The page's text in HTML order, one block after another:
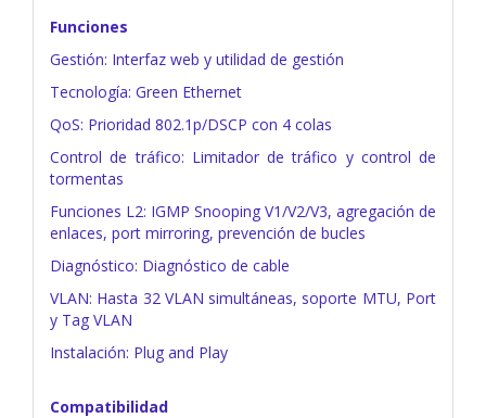
Funciones
Gestión: Interfaz web y utilidad de gestión
Tecnología: Green Ethernet
QoS: Prioridad 802.1p/DSCP con 4 colas
Control de tráfico: Limitador de tráfico y control de
tormentas
Funciones L2: IGMP Snooping V1/V2/V3, agregación de
enlaces, port mirroring, prevención de bucles
Diagnóstico: Diagnóstico de cable
VLAN: Hasta 32 VLAN simultáneas, soporte MTU, Port
y Tag VLAN
Instalación: Plug and Play
Compatibilidad